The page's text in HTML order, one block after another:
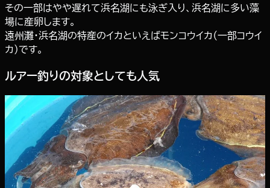
その一部はやや遅れて浜名湖にも泳ぎ入り、浜名湖に多い藻
場に産卵します。
遠州灘・浜名湖の特産のイカといえばモンコウイカ（一部コウイ
カ）です。
ルアー釣りの対象としても人気